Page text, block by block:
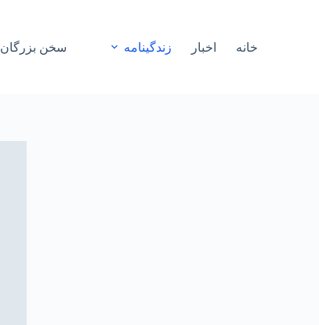
خانه اخبار زندگینامه سخن بزرگان